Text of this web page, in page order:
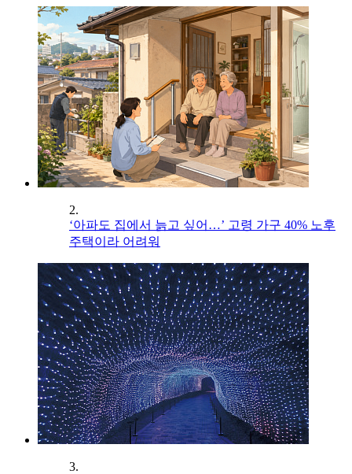
2.
‘아파도 집에서 늙고 싶어…’ 고령 가구 40% 노후
주택이라 어려워
3.